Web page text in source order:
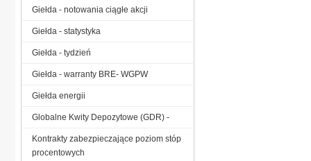
Giełda - notowania ciągłe akcji
Giełda - statystyka
Giełda - tydzień
Giełda - warranty BRE- WGPW
Giełda energii
Globalne Kwity Depozytowe (GDR) -
Kontrakty zabezpieczające poziom stóp
procentowych